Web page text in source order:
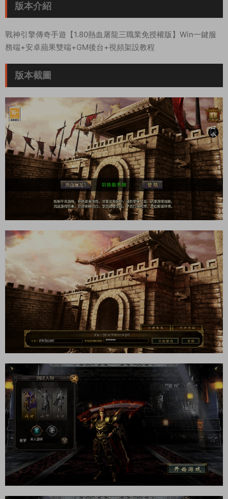
版本介紹
戰神引擎傳奇手遊【1.80熱血屠龍三職業免授權版】Win一鍵服
務端+安卓蘋果雙端+GM後台+視頻架設教程
版本截圖